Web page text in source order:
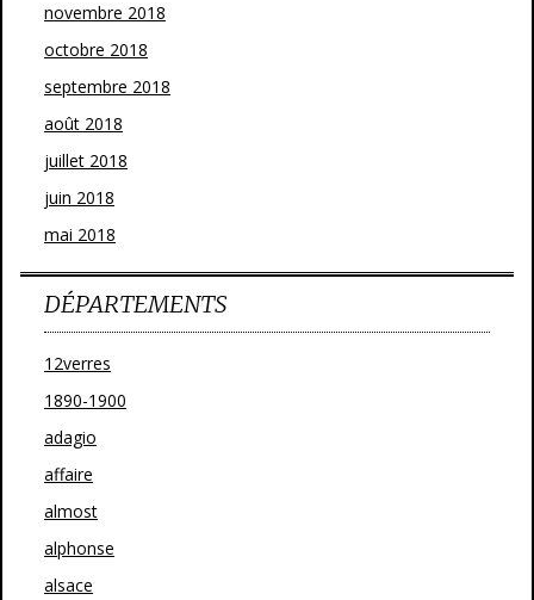
novembre 2018
octobre 2018
septembre 2018
août 2018
juillet 2018
juin 2018
mai 2018
DÉPARTEMENTS
12verres
1890-1900
adagio
affaire
almost
alphonse
alsace